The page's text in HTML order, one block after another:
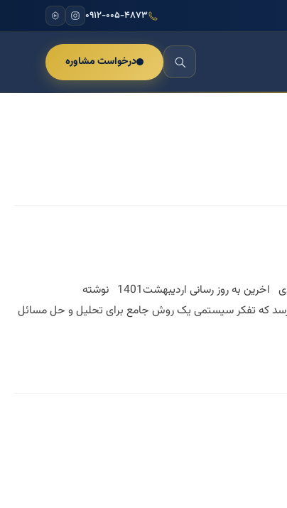
۰۹۱۲-۰۰۵-۴۸۷۳
درخواست مشاوره
تفکر سیستمی تفکر راهبردی دوره دافوس1389 تفکر سیستمی تفکر راهبردی دوره دافوس تفکر سیستمی تفکر راهبردی اخرین به روز رسانی اردیبهشت1401 نوشته
رسد که تفکر سیستمی یک روش جامع برای تحلیل و حل مسائل